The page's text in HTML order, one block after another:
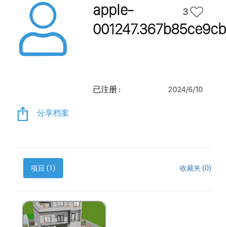
apple-
3
已注册 : 2024/6/10
分享档案
项目 (1) 收藏夹 (0)